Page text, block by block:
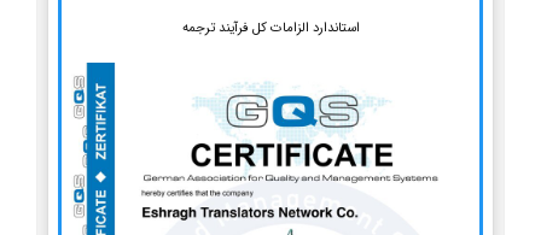
استاندارد الزامات کل فرآیند ترجمه